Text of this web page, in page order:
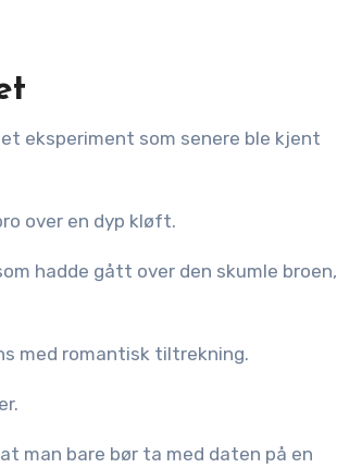
over en dyp kløft.
hadde gått over den skumle broen,
med romantisk tiltrekning.
man bare bør ta med daten på en